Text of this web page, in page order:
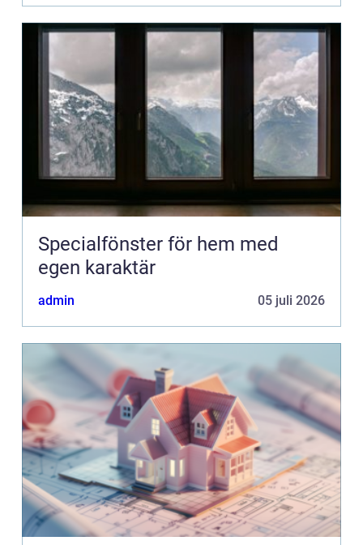
Specialfönster för hem med
egen karaktär
admin 05 juli 2026